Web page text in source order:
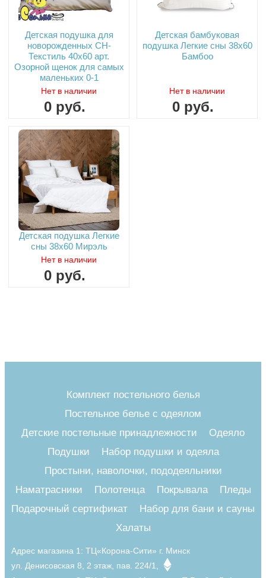
Детская подушка для
новорожденных СН-
Текстиль 40х60 арт.
Озорной щенок для самых
маленьких 0-1
Нет в наличии
0 руб.
Детская бамбуковая
подушка Легкие сны 38х60
Бамбоо
Нет в наличии
0 руб.
Детская подушка Легкие
сны 38х60 Мирэль
Нет в наличии
0 руб.
Комплект постельного белья
Постельное белье с одеялом
Детские постельные принадлежности
Одеяло
Подушки
Набор подушки и одеяла
Простыни, наволочки, пододеяльники
Наматрасники
Полотенца Покрывала
Пледы
Подарочный сертификат
Набор для бани и сауны
Халаты
Адрес магазина 1: ТЦ«Корона-Сити» г. Минск
ул. Денисовская 8, 2 этаж, пав. 224/1,